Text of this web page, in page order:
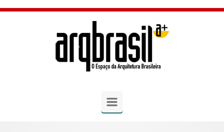
Skip to main content